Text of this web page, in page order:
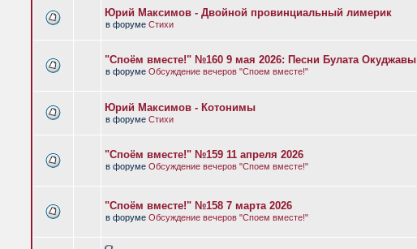
Юрий Максимов - Двойной провинциальный лимерик
в форуме Стихи
"Споём вместе!" №160 9 мая 2026: Песни Булата Окуджавы
в форуме Обсуждение вечеров "Споем вместе!"
Юрий Максимов - Котонимы
в форуме Стихи
"Споём вместе!" №159 11 апреля 2026
в форуме Обсуждение вечеров "Споем вместе!"
"Споём вместе!" №158 7 марта 2026
в форуме Обсуждение вечеров "Споем вместе!"